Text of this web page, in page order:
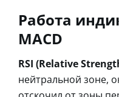
Работа
MACD
RSI (Relative
нейтральной зоне,